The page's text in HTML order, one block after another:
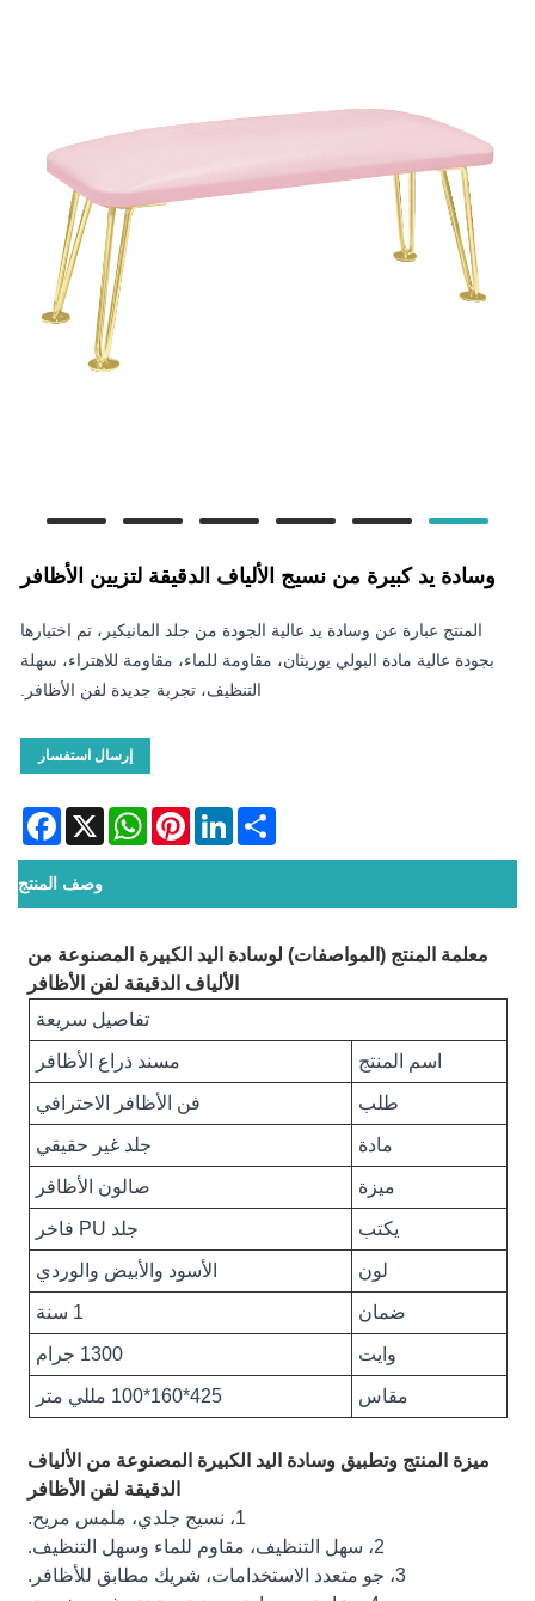
وسادة يد كبيرة من نسيج الألياف الدقيقة لتزيين الأظافر
المنتج عبارة عن وسادة يد عالية الجودة من جلد المانيكير، تم اختيارها
بجودة عالية مادة البولي يوريثان، مقاومة للماء، مقاومة للاهتراء، سهلة
التنظيف، تجربة جديدة لفن الأظافر.
إرسال استفسار
X
WhatsAppPinterestLinkedInShare
وصف المنتج
معلمة المنتج (المواصفات) لوسادة اليد الكبيرة المصنوعة من
الألياف الدقيقة لفن الأظافر
تفاصيل سريعة
اسم المنتج مسند ذراع الأظافر
طلب فن الأظافر الاحترافي
مادة جلد غير حقيقي
ميزة صالون الأظافر
يكتب جلد PU فاخر
لون الأسود والأبيض والوردي
ضمان 1 سنة
وايت 1300 جرام
مقاس 425*160*100 مللي متر
ميزة المنتج وتطبيق وسادة اليد الكبيرة المصنوعة من الألياف
الدقيقة لفن الأظافر
1، نسيج جلدي، ملمس مريح.
2، سهل التنظيف، مقاوم للماء وسهل التنظيف.
3، جو متعدد الاستخدامات، شريك مطابق للأظافر.